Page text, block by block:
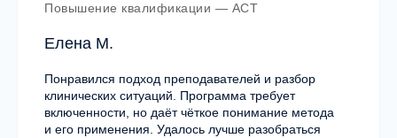
Повышение квалификации — ACT
Елена М.
Понравился подход преподавателей и разбор
клинических ситуаций. Программа требует
включенности, но даёт чёткое понимание метода
и его применения. Удалось лучше разобраться